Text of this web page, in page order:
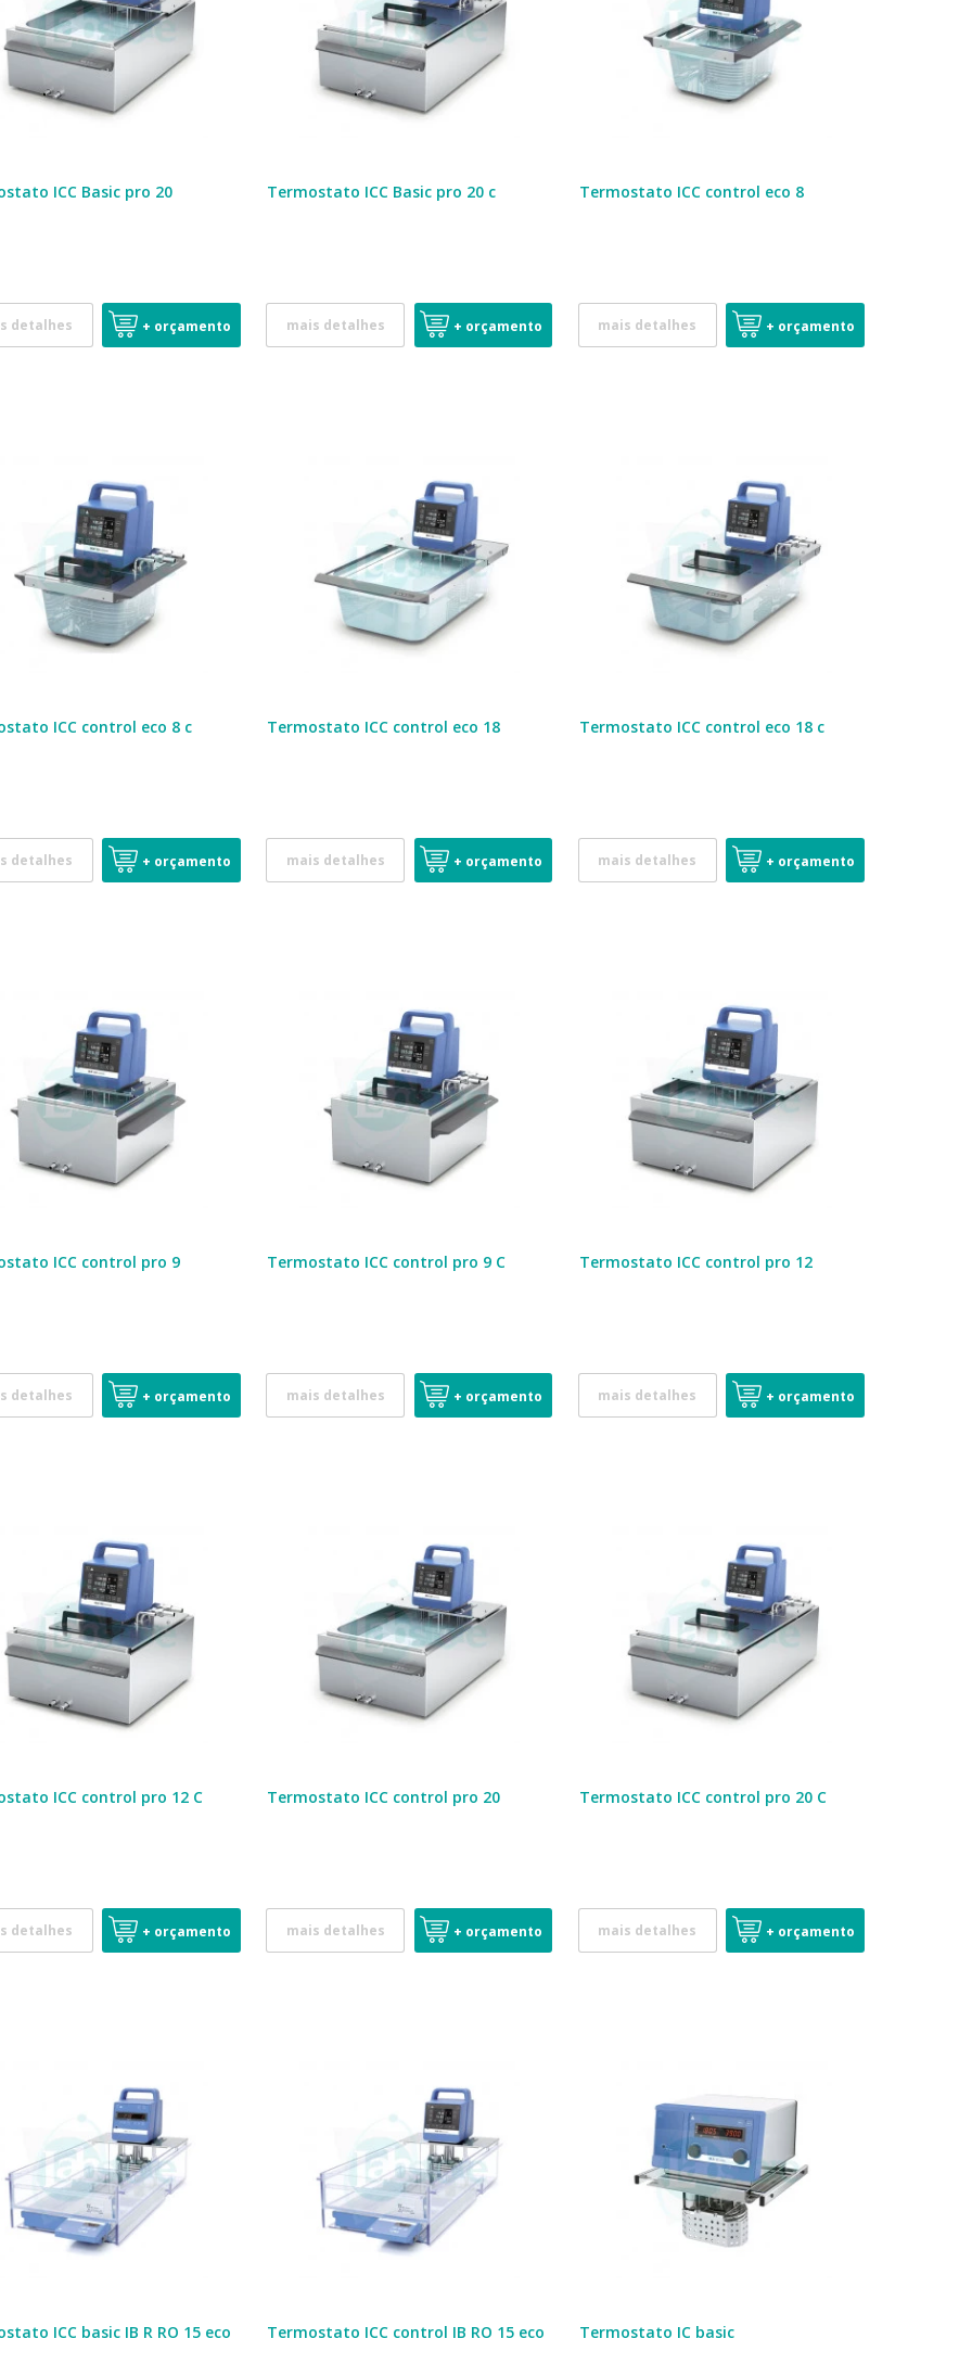
ICC Basic pro 20
detalhes + orçamento
Termostato ICC Basic pro 20 c
mais detalhes + orçamento
Termostato ICC control eco 8
mais detalhes + orçamento
ICC control eco 8 c
detalhes + orçamento
Termostato ICC control eco 18
mais detalhes + orçamento
Termostato ICC control eco 18 c
mais detalhes + orçamento
ICC control pro 9
detalhes + orçamento
Termostato ICC control pro 9 C
mais detalhes + orçamento
Termostato ICC control pro 12
mais detalhes + orçamento
ICC control pro 12 C
detalhes + orçamento
Termostato ICC control pro 20
mais detalhes + orçamento
Termostato ICC control pro 20 C
mais detalhes + orçamento
ICC basic IB R RO 15 eco Termostato ICC control IB RO 15 eco Termostato IC basic